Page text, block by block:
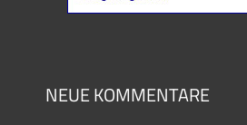
NEUE KOMMENTARE